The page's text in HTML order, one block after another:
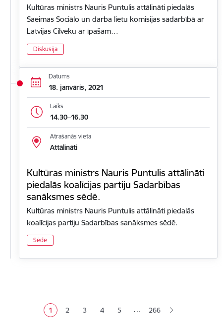
Kultūras ministrs Nauris Puntulis attālināti piedalās
Saeimas Sociālo un darba lietu komisijas sadarbībā ar
Latvijas Cilvēku ar īpašām…
Diskusija
Datums
18. janvāris, 2021
Laiks
14.30–16.30
Atrašanās vieta
Attālināti
Kultūras ministrs Nauris Puntulis attālināti
piedalās koalīcijas partiju Sadarbības
sanāksmes sēdē.
Kultūras ministrs Nauris Puntulis attālināti piedalās
koalīcijas partiju Sadarbības sanāksmes sēdē.
Sēde
Pašreizējā lapa
1 Lapa
2 Lapa
3 Lapa
4 Lapa
5 … 266